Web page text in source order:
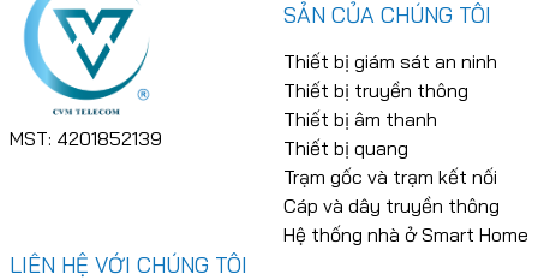
MST: 4201852139
SẢN CỦA CHÚNG TÔI
Thiết bị giám sát an ninh
Thiết bị truyền thông
Thiết bị âm thanh
Thiết bị quang
Trạm gốc và trạm kết nối
Cáp và dây truyền thông
Hệ thống nhà ở Smart Home
LIÊN HỆ VỚI CHÚNG TÔI